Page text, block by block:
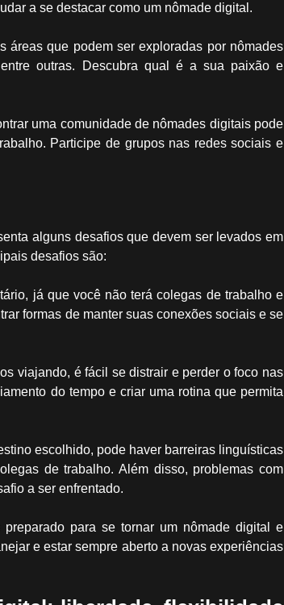
a se destacar como um nômade digital.
áreas que podem ser exploradas por nômades
outras. Descubra qual é a sua paixão e
uma comunidade de nômades digitais pode
Participe de grupos nas redes sociais e
alguns desafios que devem ser levados em
desafios são:
já que você não terá colegas de trabalho e
formas de manter suas conexões sociais e se
viajando, é fácil se distrair e perder o foco nas
do tempo e criar uma rotina que permita
escolhido, pode haver barreiras linguísticas
de trabalho. Além disso, problemas com
a ser enfrentado.
para se tornar um nômade digital e
e estar sempre aberto a novas experiências